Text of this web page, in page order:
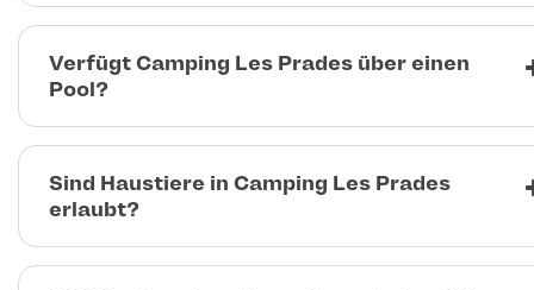
Verfügt Camping Les Prades über einen
Pool?
Sind Haustiere in Camping Les Prades
erlaubt?